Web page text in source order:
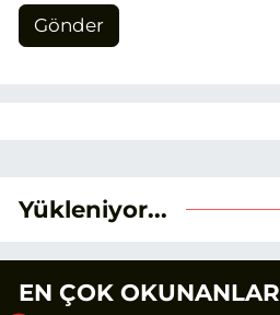
Gönder
Yükleniyor...
EN ÇOK OKUNANLAR